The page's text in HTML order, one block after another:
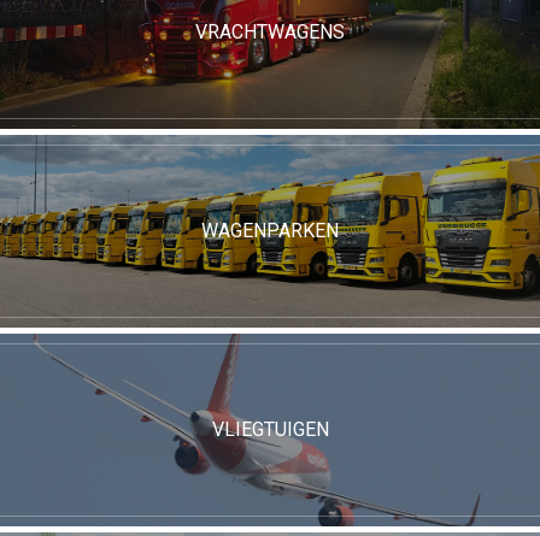
VRACHTWAGENS
WAGENPARKEN
VLIEGTUIGEN